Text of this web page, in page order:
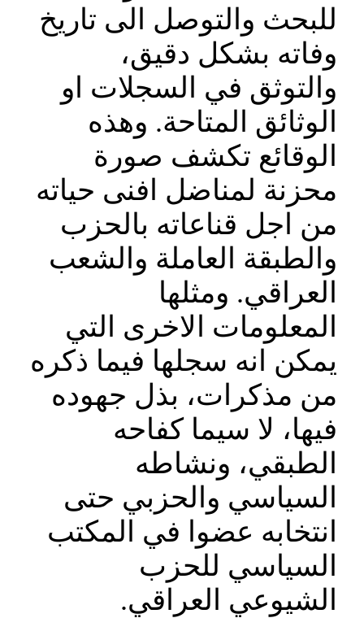
للبحث والتوصل الى تاريخ
وفاته بشكل دقيق،
والتوثق في السجلات او
الوثائق المتاحة. وهذه
الوقائع تكشف صورة
محزنة لمناضل افنى حياته
من اجل قناعاته بالحزب
والطبقة العاملة والشعب
العراقي. ومثلها
المعلومات الاخرى التي
يمكن انه سجلها فيما ذكره
من مذكرات، بذل جهوده
فيها، لا سيما كفاحه
الطبقي، ونشاطه
السياسي والحزبي حتى
انتخابه عضوا في المكتب
السياسي للحزب
الشيوعي العراقي.